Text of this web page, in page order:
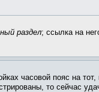
раздел; ссылка на
часовой пояс на
то сейчас